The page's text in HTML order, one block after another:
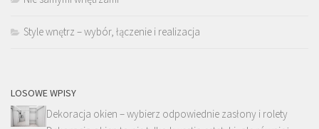
Style wnętrz – wybór, łączenie i realizacja
LOSOWE WPISY
Dekoracja okien – wybierz odpowiednie zasłony i rolety